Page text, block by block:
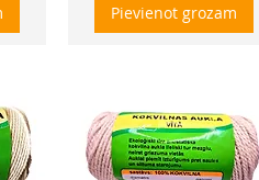
Pievienot grozam